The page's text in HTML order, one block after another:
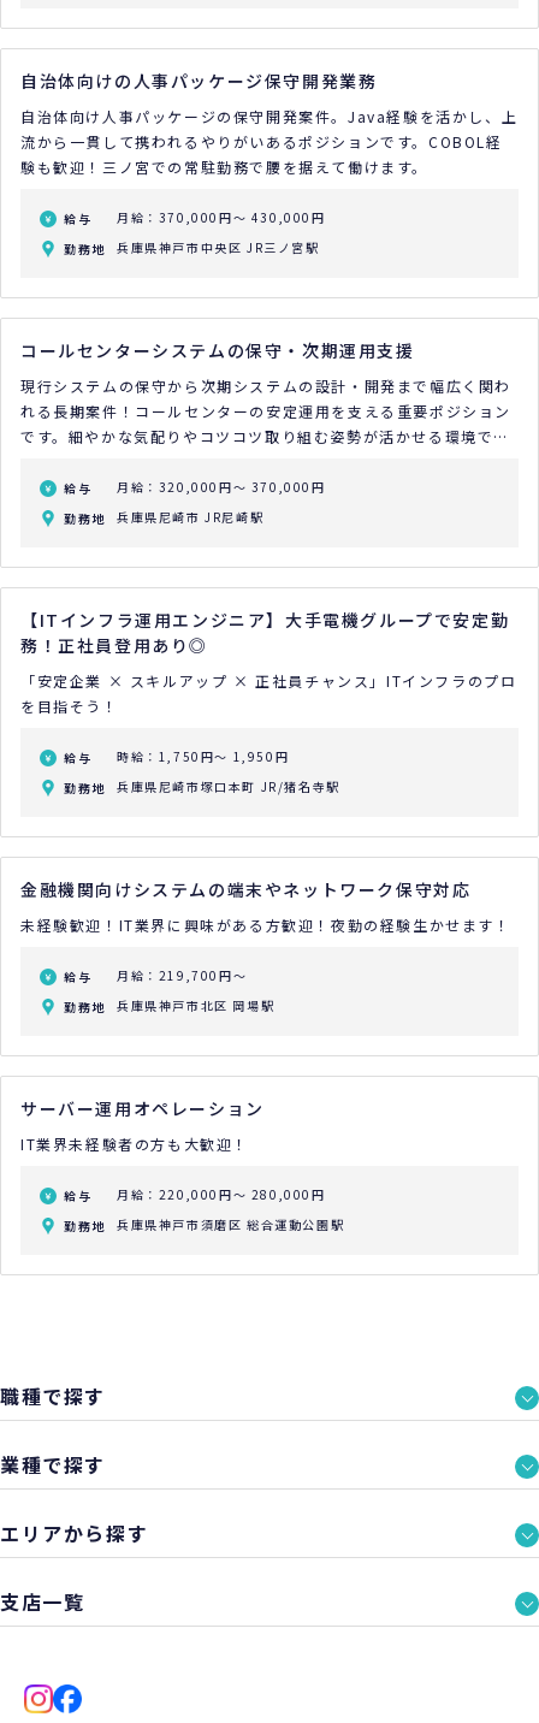
自治体向けの人事パッケージ保守開発業務
自治体向け人事パッケージの保守開発案件。Java経験を活かし、上
流から一貫して携われるやりがいあるポジションです。COBOL経
験も歓迎！三ノ宮での常駐勤務で腰を据えて働けます。
給与
月給：370,000円～ 430,000円
勤務地
兵庫県神戸市中央区 JR三ノ宮駅
コールセンターシステムの保守・次期運用支援
現行システムの保守から次期システムの設計・開発まで幅広く関わ
れる長期案件！コールセンターの安定運用を支える重要ポジション
です。細やかな気配りやコツコツ取り組む姿勢が活かせる環境で、
で腰を据えて働きたい方におすすめ！20代・30代が活躍中
給与
月給：320,000円～ 370,000円
勤務地
兵庫県尼崎市 JR尼崎駅
【ITインフラ運用エンジニア】大手電機グループで安定勤
務！正社員登用あり◎
「安定企業 × スキルアップ × 正社員チャンス」ITインフラのプロ
を目指そう！
給与
時給：1,750円～ 1,950円
勤務地
兵庫県尼崎市塚口本町 JR/猪名寺駅
金融機関向けシステムの端末やネットワーク保守対応
未経験歓迎！IT業界に興味がある方歓迎！夜勤の経験生かせます！
給与
月給：219,700円～
勤務地
兵庫県神戸市北区 岡場駅
サーバー運用オペレーション
IT業界未経験者の方も大歓迎！
給与
月給：220,000円～ 280,000円
勤務地
兵庫県神戸市須磨区 総合運動公園駅
職種で探す
業種で探す
エリアから探す
支店一覧